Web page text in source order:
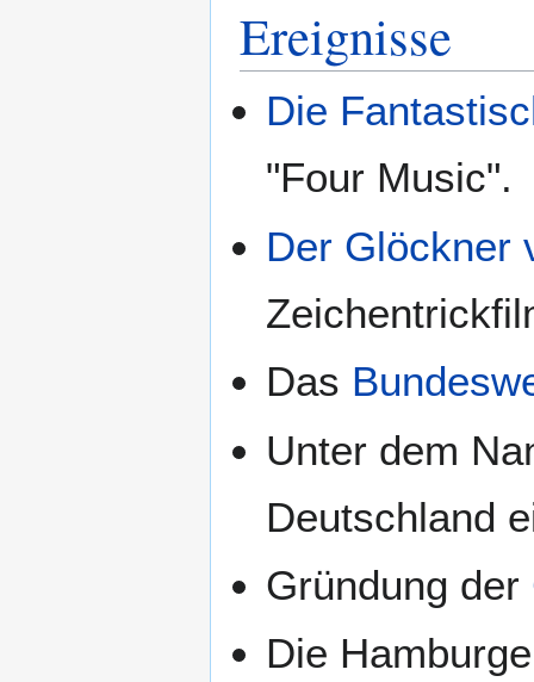
Ereignisse
Die
"Four Music".
Der Glöckner
Das
Unter dem
Deutschland
Gründung der
Die